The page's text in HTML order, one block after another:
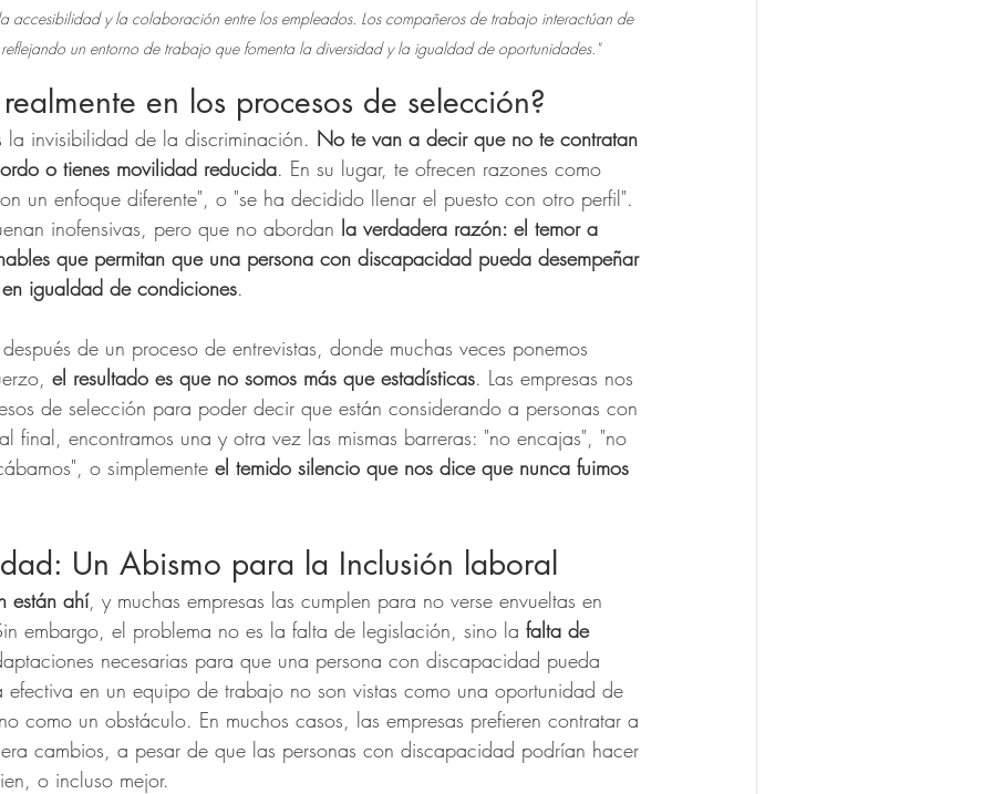
accesibilidad y la colaboración entre los empleados. Los compañeros de trabajo interactúan de
reflejando un entorno de trabajo que fomenta la diversidad y la igualdad de oportunidades."
en los procesos de selección?
la invisibilidad de la discriminación. No te van a decir que no te contratan
o tienes movilidad reducida. En su lugar, te ofrecen razones como
un enfoque diferente", o "se ha decidido llenar el puesto con otro perfil".
inofensivas, pero que no abordan la verdadera razón: el temor a
que permitan que una persona con discapacidad pueda desempeñar
igualdad de condiciones.
de un proceso de entrevistas, donde muchas veces ponemos
el resultado es que no somos más que estadísticas. Las empresas nos
de selección para poder decir que están considerando a personas con
final, encontramos una y otra vez las mismas barreras: "no encajas", "no
o simplemente el temido silencio que nos dice que nunca fuimos
Un Abismo para la Inclusión laboral
están ahí, y muchas empresas las cumplen para no verse envueltas en
embargo, el problema no es la falta de legislación, sino la falta de
necesarias para que una persona con discapacidad pueda
efectiva en un equipo de trabajo no son vistas como una oportunidad de
como un obstáculo. En muchos casos, las empresas prefieren contratar a
cambios, a pesar de que las personas con discapacidad podrían hacer
o incluso mejor.